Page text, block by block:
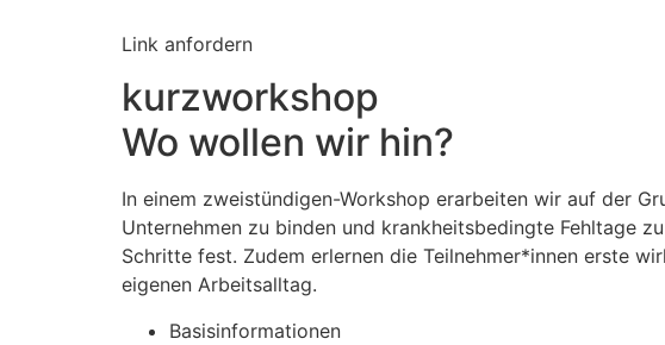
Link anfordern
kurzworkshop
Wo wollen wir hin?
In einem zweistündigen-Workshop erarbeiten wir auf der
Unternehmen zu binden und krankheitsbedingte Fehltage
Schritte fest. Zudem erlernen die Teilnehmer*innen erste
eigenen Arbeitsalltag.
Basisinformationen